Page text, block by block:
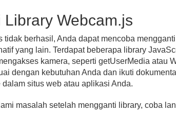
Webcam.js
tidak berhasil, Anda dapat mencoba
yang lain. Terdapat beberapa library
kamera, seperti getUserMedia atau
dengan kebutuhan Anda dan ikuti
situs web atau aplikasi Anda.
masalah setelah mengganti library, coba